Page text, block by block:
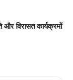
विरासत कार्यक्रमों